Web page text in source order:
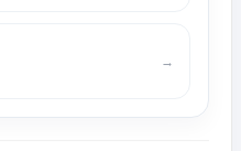
→